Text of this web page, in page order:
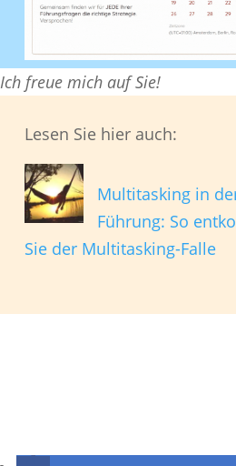
Ich freue mich auf Sie!
Lesen Sie hier auch:
Multitasking in
Führung: So
Sie der Multitasking-Falle